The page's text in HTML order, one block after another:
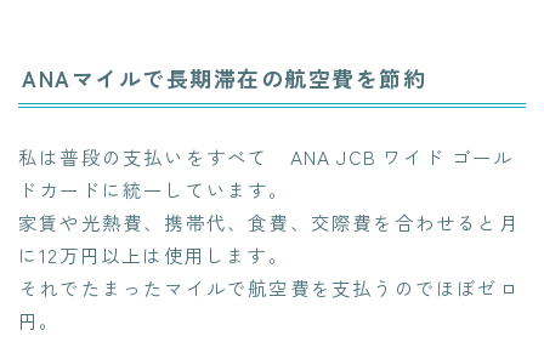
ANAマイルで長期滞在の航空費を節約
私は普段の支払いをすべて ANA JCB ワイド ゴール
ドカードに統一しています。
家賃や光熱費、携帯代、食費、交際費を合わせると月
に12万円以上は使用します。
それでたまったマイルで航空費を支払うのでほぼゼロ
円。